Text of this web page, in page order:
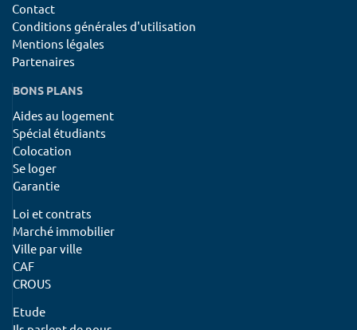
Contact
Conditions générales d'utilisation
Mentions légales
Partenaires
BONS PLANS
Aides au logement
Spécial étudiants
Colocation
Se loger
Garantie
Loi et contrats
Marché immobilier
Ville par ville
CAF
CROUS
Etude